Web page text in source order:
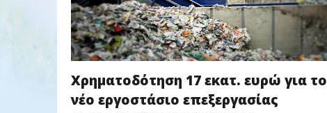
Χρηματοδότηση 17 εκατ. ευρώ για το
νέο εργοστάσιο επεξεργασίας